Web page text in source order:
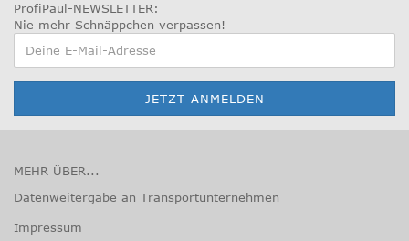
ProfiPaul-NEWSLETTER:
Nie mehr Schnäppchen verpassen!
MEHR ÜBER...
Datenweitergabe an Transportunternehmen
Impressum